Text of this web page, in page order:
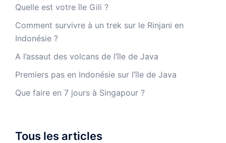
Quelle est votre île Gili ?
Comment survivre à un trek sur le Rinjani en
Indonésie ?
A l’assaut des volcans de l’île de Java
Premiers pas en Indonésie sur l’île de Java
Que faire en 7 jours à Singapour ?
Tous les articles